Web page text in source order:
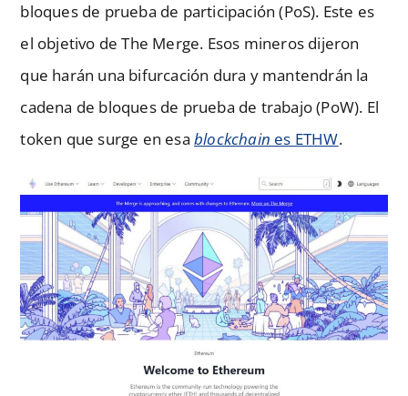
bloques de prueba de participación (PoS). Este es
el objetivo de The Merge. Esos mineros dijeron
que harán una bifurcación dura y mantendrán la
cadena de bloques de prueba de trabajo (PoW). El
token que surge en esablockchain es ETHW.